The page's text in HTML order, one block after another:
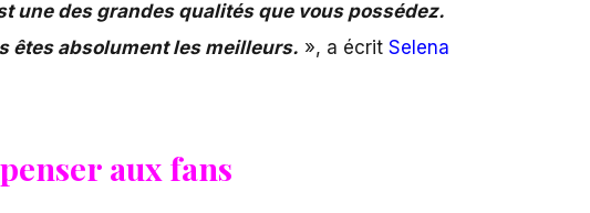
une des grandes qualités que vous possédez.
êtes absolument les meilleurs. », a écrit Selena
aux fans